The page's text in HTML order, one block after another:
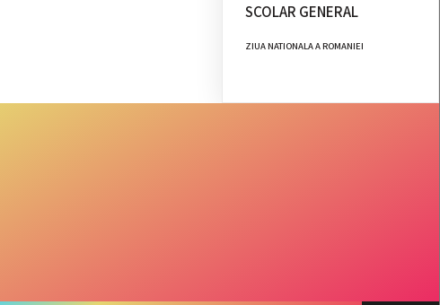
SCOLAR GENERAL
ZIUA NATIONALA A ROMANIEI